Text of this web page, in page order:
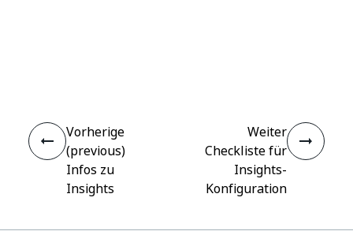
Vorherige
(previous)
Infos zu
Insights
Weiter
Checkliste für
Insights-
Konfiguration